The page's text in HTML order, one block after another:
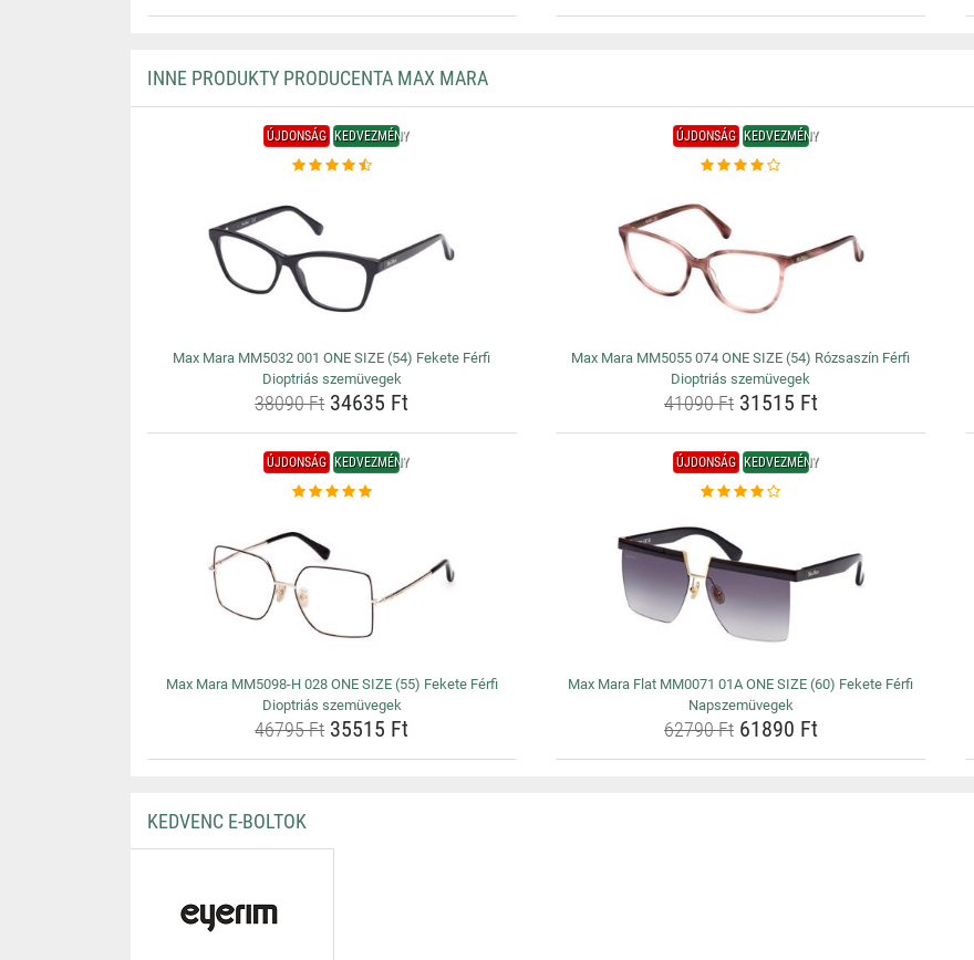
INNE PRODUKTY PRODUCENTA MAX MARA
ÚJDONSÁG KEDVEZMÉNY
Max Mara MM5032 001 ONE SIZE (54) Fekete Férfi
Dioptriás szemüvegek
38090 Ft34635 Ft
ÚJDONSÁG KEDVEZMÉNY
Max Mara MM5055 074 ONE SIZE (54) Rózsaszín Férfi
Dioptriás szemüvegek
41090 Ft31515 Ft
ÚJDONSÁG KEDVEZMÉNY
Max Mara MM5098-H 028 ONE SIZE (55) Fekete Férfi
Dioptriás szemüvegek
46795 Ft35515 Ft
ÚJDONSÁG KEDVEZMÉNY
Max Mara Flat MM0071 01A ONE SIZE (60) Fekete Férfi
Napszemüvegek
62790 Ft61890 Ft
KEDVENC E-BOLTOK